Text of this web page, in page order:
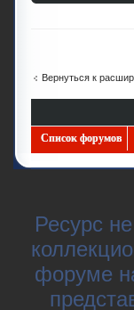
Вернуться к
Список форумов
Ресурс
форуме